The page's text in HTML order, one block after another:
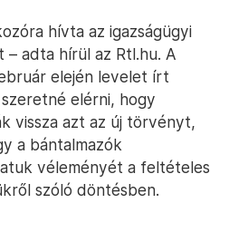
hívta az igazságügyi
– adta hírül az Rtl.hu. A
elején levelet írt
elérni, hogy
vissza azt az új törvényt,
a bántalmazók
véleményét a feltételes
szóló döntésben.